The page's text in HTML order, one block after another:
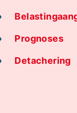
Prognoses
Detachering